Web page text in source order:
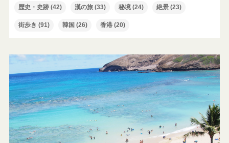
歴史・史跡(42) 漢の旅(33) 秘境(24) 絶景(23)
街歩き (91) 韓国 (26) 香港(20)